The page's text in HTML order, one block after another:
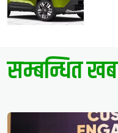
सम्बन्धित